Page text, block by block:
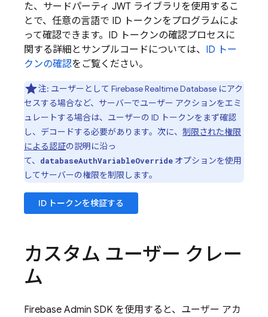
た、サードパーティ JWT ライブラリを使用するこ
とで、任意の言語で ID トークンをプログラムによ
って確認できます。ID トークンの確認プロセスに
関する詳細とサンプルコードについては、 ID トー
クンの確認をご覧ください。
注: ユーザーとして Firebase Realtime Database にアク
セスする場合など、サーバーでユーザー アクションをエミ
ュレートする場合は、ユーザーの ID トークンをまず確認
し、デコードする必要があります。次に、 制限された権限
による認証の説明に沿っ
て、
databaseAuthVariableOverride オプションを使用
してサーバーの権限を制限します。
ID トークンを検証する
カスタム ユーザー クレー
ム
Firebase Admin SDK を使用すると、ユーザー アカ